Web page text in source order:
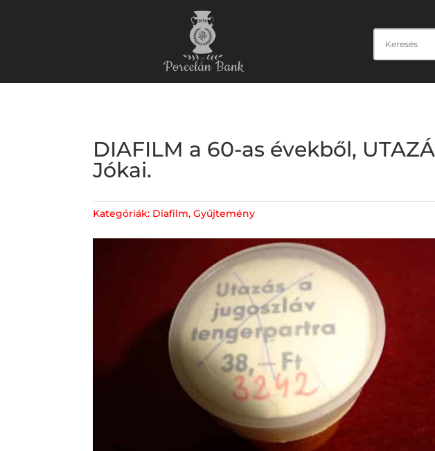
DIAFILM a 60-as évekből,
Jókai.
Kategóriák: Diafilm,Gyűjtemény